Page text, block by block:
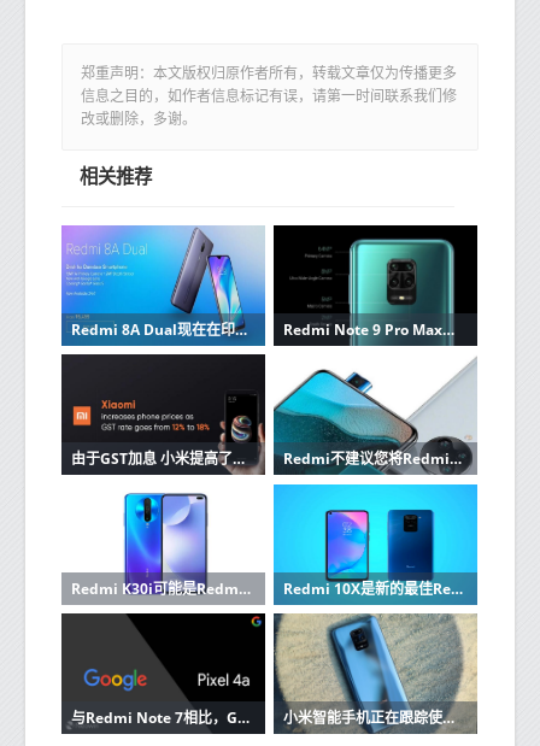
郑重声明：本文版权归原作者所有，转载文章仅为传播更多
信息之目的，如作者信息标记有误，请第一时间联系我们修
改或删除，多谢。
相关推荐
Redmi 8A Dual现在在印度公开发售 Redmi Note 9 Pro Max带回大屏幕体验
由于GST加息 小米提高了手机价格 Redmi不建议您将Redmi K30 Pro的刷新率调整到80Hz
Redmi K30i可能是Redmi K30 5G的便宜版本 Redmi 10X是新的最佳Redmi中档吗
与Redmi Note 7相比，Google Pixel 4a相机样品泄漏 小米智能手机正在跟踪使用习惯并浏览其所有者的数据[更新]